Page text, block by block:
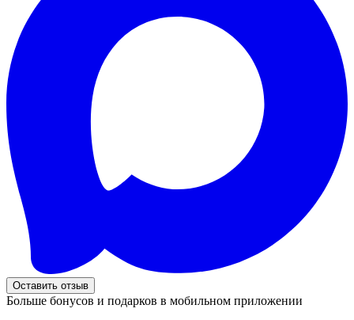
Оставить отзыв
Больше бонусов и подарков в мобильном приложении